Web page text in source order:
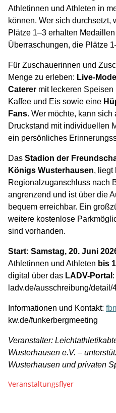
Athletinnen und Athleten in
können. Wer sich durchsetzt,
Plätze 1–3 erhalten
Überraschungen, die Plätze
Für Zuschauerinnen und
Menge zu erleben: Live-
Caterer mit leckeren
Kaffee und Eis sowie eine
Fans. Wer möchte, kann
Druckstand mit individuellen
ein persönliches
Das Stadion der
Königs Wusterhausen, liegt
Regionalzuganschluss nach
angrenzend und ist über die
bequem erreichbar. Ein
weitere kostenlose
sind vorhanden.
Start: Samstag, 20. Juni
Athletinnen und Athleten bis
digital über das LADV-Portal :
ladv.de/ausschreibung/detail/
Informationen und Kontakt:
kw.de/funkerbergmeeting
Veranstalter:
Wusterhausen e.V. –
Wusterhausen und privaten
Veranstaltungsflyer